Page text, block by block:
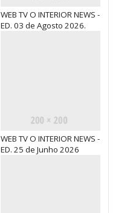
WEB TV O INTERIOR NEWS -
ED. 03 de Agosto 2026.
WEB TV O INTERIOR NEWS -
ED. 25 de Junho 2026